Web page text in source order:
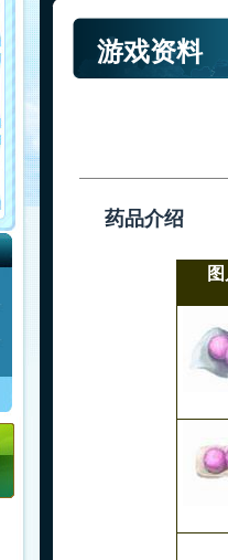
游戏资料
药品介绍